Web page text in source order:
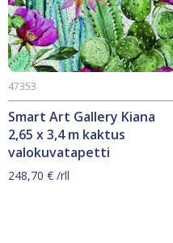
Smart Art Gallery Kiana
2,65 x 3,4 m kaktus
valokuvatapetti
47353
248,70 € /rll